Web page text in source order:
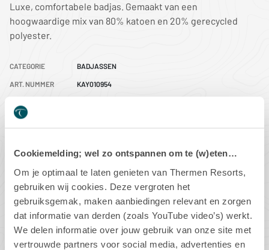
Cookiemelding; wel zo ontspannen om te (w)eten…
Om je optimaal te laten genieten van Thermen Resorts,
gebruiken wij cookies. Deze vergroten het
gebruiksgemak, maken aanbiedingen relevant en zorgen
dat informatie van derden (zoals YouTube video’s) werkt.
We delen informatie over jouw gebruik van onze site met
vertrouwde partners voor social media, advertenties en
Luxe, comfortabele badjas. Gemaakt van een
hoogwaardige mix van 80% katoen en 20% gerecycled
polyester.
CATEGORIE BADJASSEN
ART. NUMMER KAY010954
DIT PRODUCT IS OP VOORRAAD
Aantal
+
IN WINKELMAND